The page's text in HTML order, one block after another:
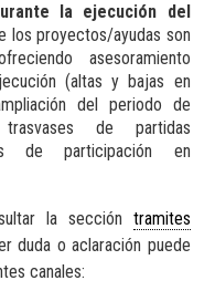
la ejecución del
los proyectos/ayudas son
asesoramiento
(altas y bajas en
del periodo de
de partidas
de participación en
la sección tramites
duda o aclaración puede
canales: